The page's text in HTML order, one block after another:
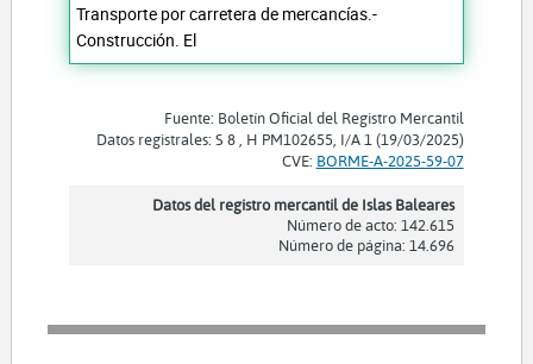
Transporte por carretera de mercancías.-
Construcción. El
Fuente: Boletín Oficial del Registro Mercantil
Datos registrales: S 8 , H PM102655, I/A 1 (19/03/2025)
CVE: BORME-A-2025-59-07
Datos del registro mercantil de Islas Baleares
Número de acto: 142.615
Número de página: 14.696